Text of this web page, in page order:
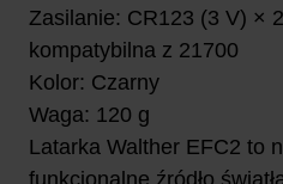
Zasilanie: CR123 (3 V) ×
kompatybilna z 21700
Kolor: Czarny
Waga: 120 g
Latarka Walther EFC2 to